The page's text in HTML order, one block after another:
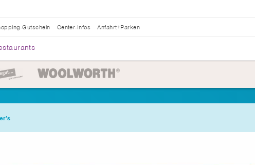
Gutschein Center-Infos Anfahrt+Parken